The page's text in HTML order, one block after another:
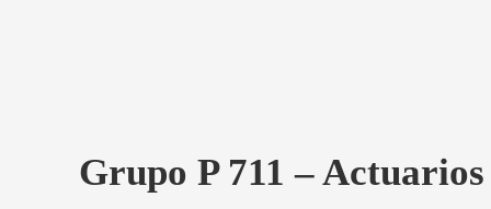
Grupo P 711 – Actuarios